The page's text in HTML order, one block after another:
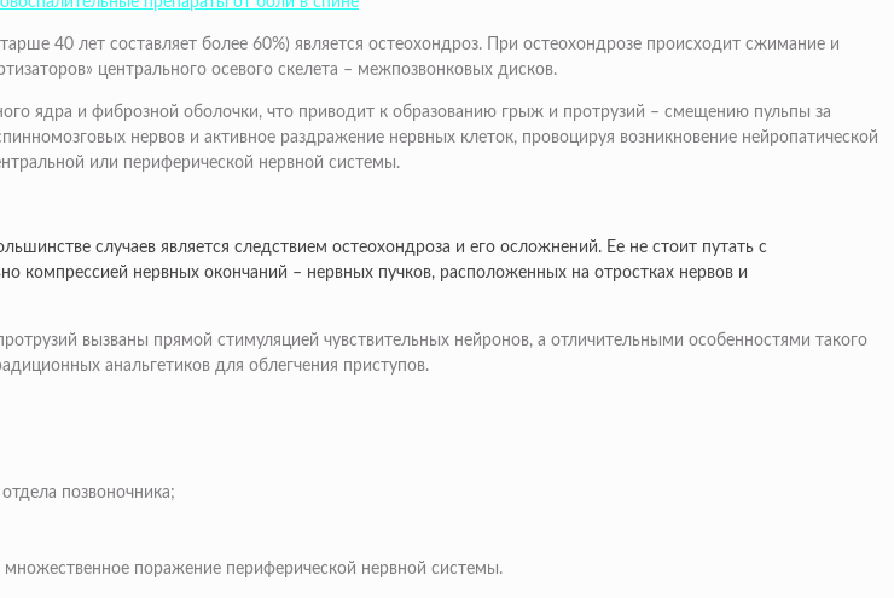
40 лет составляет более 60%) является остеохондроз. При остеохондрозе происходит сжимание и
центрального осевого скелета – межпозвонковых дисков.
ядра и фиброзной оболочки, что приводит к образованию грыж и протрузий – смещению пульпы за
нервов и активное раздражение нервных клеток, провоцируя возникновение нейропатической
или периферической нервной системы.
случаев является следствием остеохондроза и его осложнений. Ее не стоит путать с
нервных окончаний – нервных пучков, расположенных на отростках нервов и
вызваны прямой стимуляцией чувствительных нейронов, а отличительными особенностями такого
анальгетиков для облегчения приступов.
позвоночника;
поражение периферической нервной системы.